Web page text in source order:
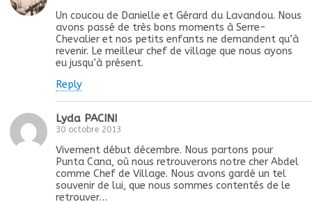
Un coucou de Danielle et Gérard du Lavandou. Nous
avons passé de très bons moments à Serre-
Chevalier et nos petits enfants ne demandent qu’à
revenir. Le meilleur chef de village que nous ayons
eu jusqu’à présent.
Reply
Lyda PACINI
30 octobre 2013
Vivement début décembre. Nous partons pour
Punta Cana, où nous retrouverons notre cher Abdel
comme Chef de Village. Nous avons gardé un tel
souvenir de lui, que nous sommes contentés de le
retrouver…